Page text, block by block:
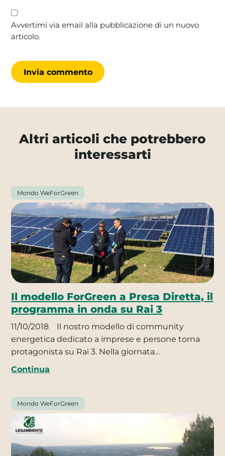
Avvertimi via email alla pubblicazione di un nuovo
articolo.
Altri articoli che potrebbero
interessarti
Mondo WeForGreen
Il modello ForGreen a Presa Diretta, il
programma in onda su Rai 3
11/10/2018
Il nostro modello di community
energetica dedicato a imprese e persone torna
protagonista su Rai 3. Nella giornata…
Continua
Mondo WeForGreen